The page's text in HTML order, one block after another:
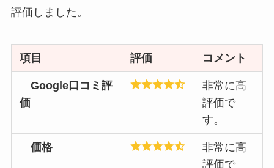
評価しました。
項目 評価 コメント
Google口コミ評
価
非常に高
評価で
す。
価格
非常に高
評価で